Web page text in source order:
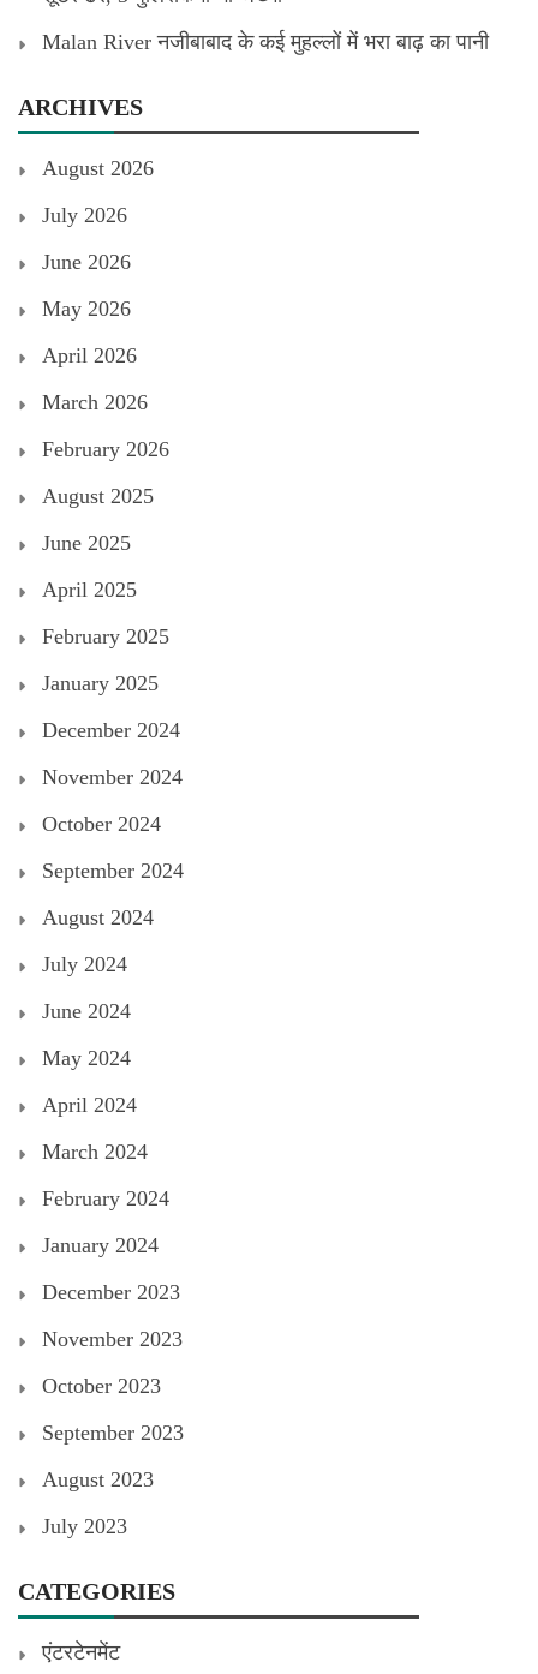
Malan River नजीबाबाद के कई मुहल्लों में भरा बाढ़ का पानी
ARCHIVES
August 2026
July 2026
June 2026
May 2026
April 2026
March 2026
February 2026
August 2025
June 2025
April 2025
February 2025
January 2025
December 2024
November 2024
October 2024
September 2024
August 2024
July 2024
June 2024
May 2024
April 2024
March 2024
February 2024
January 2024
December 2023
November 2023
October 2023
September 2023
August 2023
July 2023
CATEGORIES
एंटरटेनमेंट